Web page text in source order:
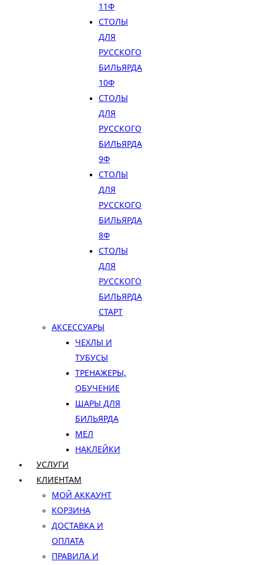
11Ф
СТОЛЫ
ДЛЯ
РУССКОГО
БИЛЬЯРДА
10Ф
СТОЛЫ
ДЛЯ
РУССКОГО
БИЛЬЯРДА
9Ф
СТОЛЫ
ДЛЯ
РУССКОГО
БИЛЬЯРДА
8Ф
СТОЛЫ
ДЛЯ
РУССКОГО
БИЛЬЯРДА
СТАРТ
АКСЕССУАРЫ
ЧЕХЛЫ И
ТУБУСЫ
ТРЕНАЖЕРЫ,
ОБУЧЕНИЕ
ШАРЫ ДЛЯ
БИЛЬЯРДА
МЕЛ
НАКЛЕЙКИ
УСЛУГИ
КЛИЕНТАМ
МОЙ АККАУНТ
КОРЗИНА
ДОСТАВКА И
ОПЛАТА
ПРАВИЛА И